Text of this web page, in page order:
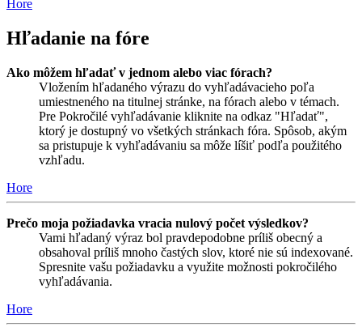
Hore
Hľadanie na fóre
Ako môžem hľadať v jednom alebo viac fórach?
Vložením hľadaného výrazu do vyhľadávacieho poľa
umiestneného na titulnej stránke, na fórach alebo v témach.
Pre Pokročilé vyhľadávanie kliknite na odkaz "Hľadať",
ktorý je dostupný vo všetkých stránkach fóra. Spôsob, akým
sa pristupuje k vyhľadávaniu sa môže líšiť podľa použitého
vzhľadu.
Hore
Prečo moja požiadavka vracia nulový počet výsledkov?
Vami hľadaný výraz bol pravdepodobne príliš obecný a
obsahoval príliš mnoho častých slov, ktoré nie sú indexované.
Spresnite vašu požiadavku a využite možnosti pokročilého
vyhľadávania.
Hore